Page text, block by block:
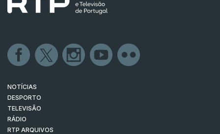
NOTÍCIAS
DESPORTO
TELEVISÃO
RÁDIO
RTP ARQUIVOS